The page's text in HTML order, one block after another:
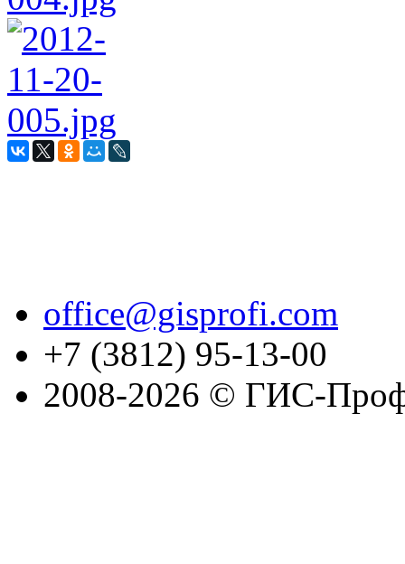
office@gisprofi.com
+7 (3812) 95-13-00
2008-2026 © ГИС-